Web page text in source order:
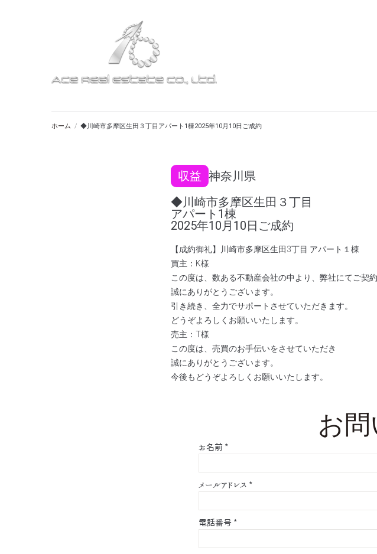
ホーム / ◆川崎市多摩区生田３丁目アパート1棟2025年10月10日ご成約
収益 神奈川県
◆川崎市多摩区生田３丁目
アパート1棟
2025年10月10日ご成約
【成約御礼】川崎市多摩区生田3丁目 アパート１棟
買主：K様
この度は、数ある不動産会社の中より、弊社にてご契
誠にありがとうございます。
引き続き、全力でサポートさせていただきます。
どうぞよろしくお願いいたします。
売主：T様
この度は、売買のお手伝いをさせていただき
誠にありがとうございます。
今後もどうぞよろしくお願いいたします。
お
お名前 *
メールアドレス *
電話番号 *